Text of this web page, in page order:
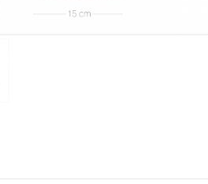
Haga Click para agrandar